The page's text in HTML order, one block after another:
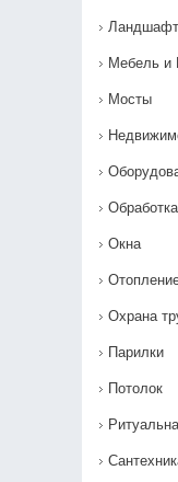
Мебель и
Мосты
Окна
Охрана
Парилки
Потолок